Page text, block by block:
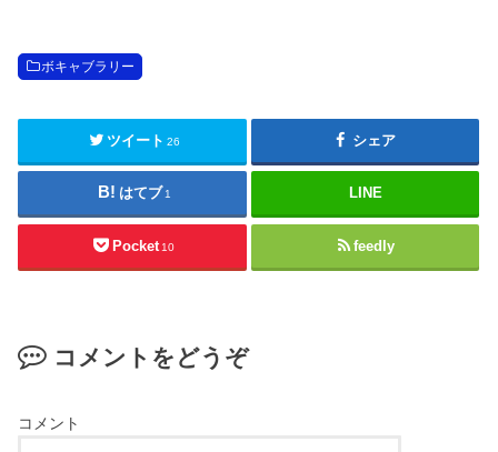
ボキャブラリー
ツイート 26 シェア
はてブ 1 LINE
Pocket 10 feedly
コメントをどうぞ
コメント